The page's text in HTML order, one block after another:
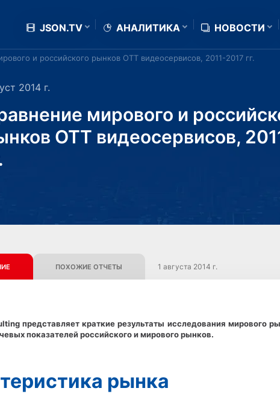
JSON.TV АНАЛИТИКА НОВОСТИ
и российского рынков ОТТ видеосервисов, 2011-2017 гг.
2014 г.
мирового и
ОТТ видеосервисов,
ПОХОЖИЕ ОТЧЕТЫ 1 августа 2014 г.
представляет краткие результаты исследования мирового
показателей российского и мирового рынков.
рынка